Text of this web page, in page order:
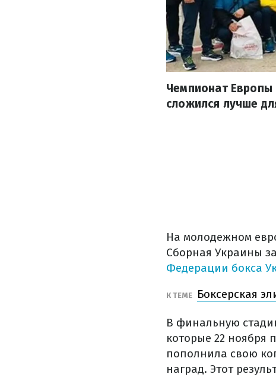
Чемпионат Европы
сложился лучше
На молодежном
Сборная Украины
Федерации бокса
К ТЕМЕ Боксерская
В финальную
которые 22 ноября
пополнила свою
наград. Этот